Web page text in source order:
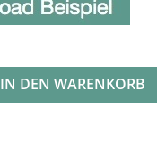
IN DEN WARENKORB